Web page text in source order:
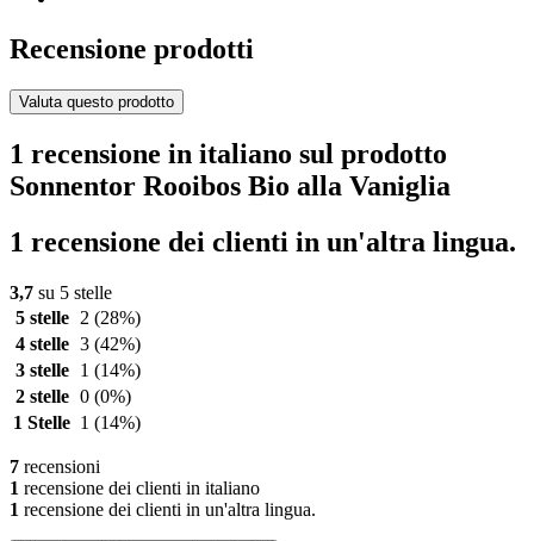
Recensione prodotti
Valuta questo prodotto
1 recensione in italiano sul prodotto
Sonnentor Rooibos Bio alla Vaniglia
1 recensione dei clienti in un'altra lingua.
3,7 su 5 stelle
5 stelle
2 (28%)
4 stelle 3 (42%)
3 stelle
1 (14%)
2 stelle 0 (0%)
1 Stelle 1 (14%)
7 recensioni
1 recensione dei clienti in italiano
1 recensione dei clienti in un'altra lingua.